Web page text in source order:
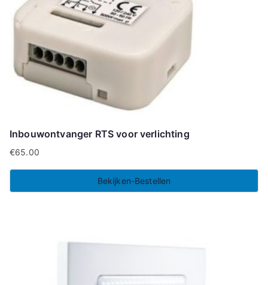
Inbouwontvanger RTS voor verlichting
€65.00
Bekijken-Bestellen